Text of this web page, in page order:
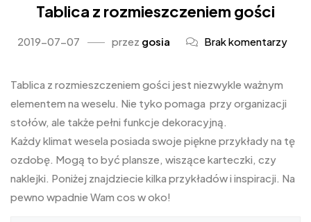
Tablica z rozmieszczeniem gości
2019-07-07 przez gosia Brak komentarzy
Tablica z rozmieszczeniem gości jest niezwykle ważnym
elementem na weselu. Nie tyko pomaga przy organizacji
stołów, ale także pełni funkcje dekoracyjną.
Każdy klimat wesela posiada swoje piękne przykłady na tę
ozdobę. Mogą to być plansze, wiszące karteczki, czy
naklejki. Poniżej znajdziecie kilka przykładów i inspiracji. Na
pewno wpadnie Wam cos w oko!